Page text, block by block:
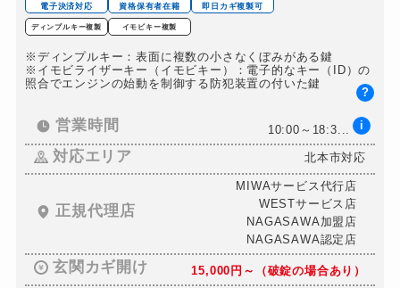
電子決済対応
資格保有者在籍 即日カギ複製可
ディンプルキー複製 イモビキー複製
※ディンプルキー：表面に複数の小さなくぼみがある鍵
※イモビライザーキー（イモビキー）：電子的なキー（ID）の
照合でエンジンの始動を制御する防犯装置の付いた鍵
営業時間 10:00～18:3... i
対応エリア 北本市対応
正規代理店
MIWAサービス代行店
WESTサービス店
NAGASAWA加盟店
NAGASAWA認定店
?
玄関カギ開け 15,000円～（破錠の場合あり）